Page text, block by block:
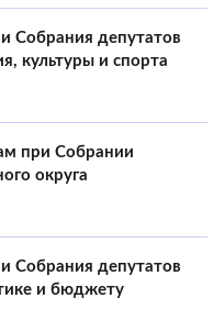
Собрания депутатов
культуры и спорта
при Собрании
округа
Собрания депутатов
и бюджету